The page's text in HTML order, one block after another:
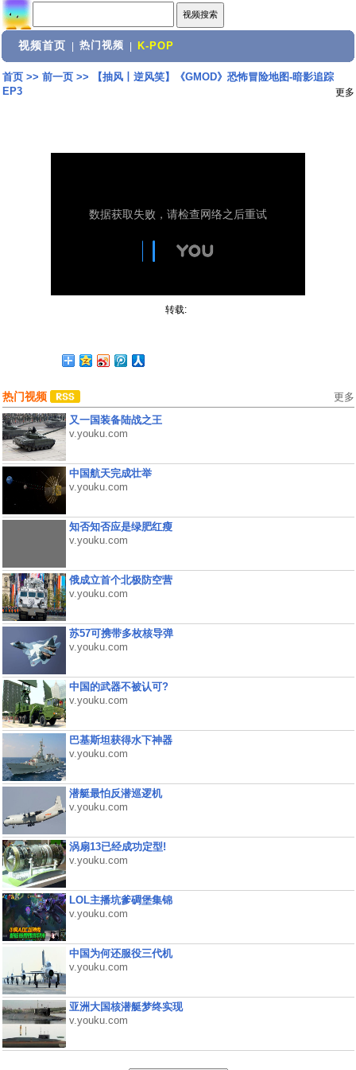
视频首页 热门视频 K-POP
首页>> 前一页>>
【抽风丨逆风笑】《GMOD》恐怖冒险地图-暗影追踪
EP3
更多
转载:
热门视频 更多
又一国装备陆战之王
v.youku.com
中国航天完成壮举
v.youku.com
知否知否应是绿肥红瘦
v.youku.com
俄成立首个北极防空营
v.youku.com
苏57可携带多枚核导弹
v.youku.com
中国的武器不被认可?
v.youku.com
巴基斯坦获得水下神器
v.youku.com
潜艇最怕反潜巡逻机
v.youku.com
涡扇13已经成功定型!
v.youku.com
LOL主播坑爹碉堡集锦
v.youku.com
中国为何还服役三代机
v.youku.com
亚洲大国核潜艇梦终实现
v.youku.com